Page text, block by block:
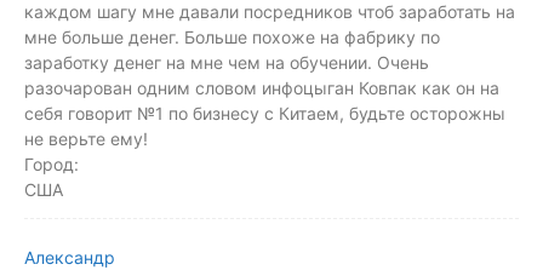
каждом шагу мне давали посредников чтоб заработать на
мне больше денег. Больше похоже на фабрику по
заработку денег на мне чем на обучении. Очень
разочарован одним словом инфоцыган Ковпак как он на
себя говорит №1 по бизнесу с Китаем, будьте осторожны
не верьте ему!
Город:
США
Александр